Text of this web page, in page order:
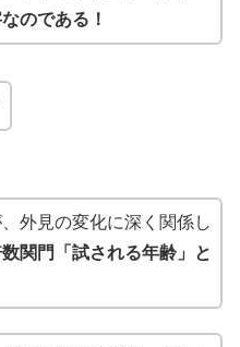
のである！
外見の変化に深く関係し
関門「試される年齢」と